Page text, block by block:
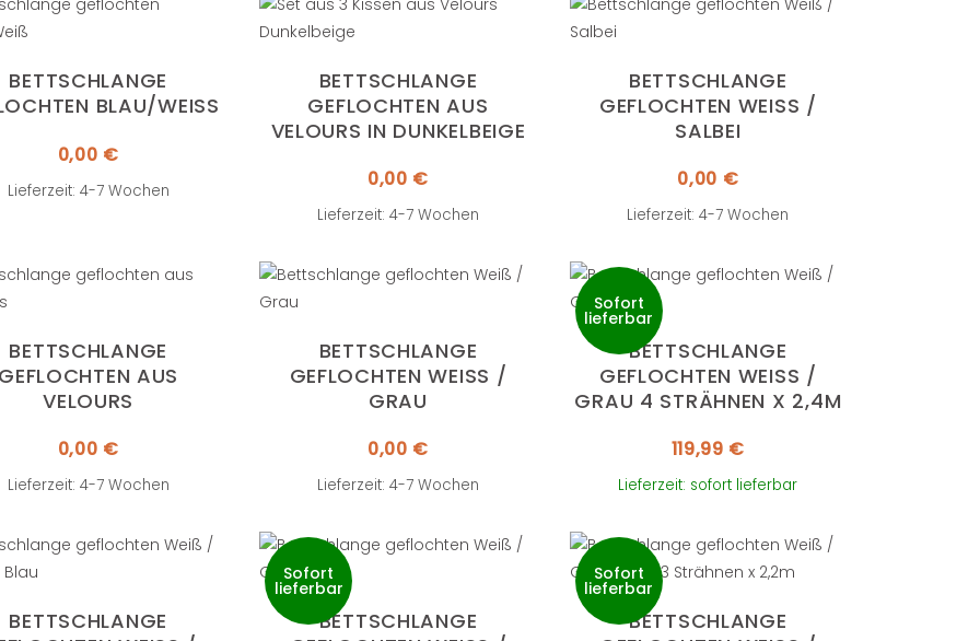
BETTSCHLANGE
BLAU/WEISS
0,00 €
Lieferzeit: 4-7 Wochen
BETTSCHLANGE
GEFLOCHTEN AUS
VELOURS IN DUNKELBEIGE
0,00 €
Lieferzeit: 4-7 Wochen
BETTSCHLANGE
GEFLOCHTEN WEISS / S
ALBEI
0,00 €
Lieferzeit: 4-7 Wochen
BETTSCHLANGE
AUS
VELOURS
0,00 €
Lieferzeit: 4-7 Wochen
BETTSCHLANGE
GEFLOCHTEN WEISS / G
RAU
0,00 €
Lieferzeit: 4-7 Wochen
BETTSCHLANGE
GEFLOCHTEN WEISS / G
RAU 4 STRÄHNEN X 2,4M
119,99 €
Sofort
lieferbar
Lieferzeit: sofort lieferbar
BETTSCHLANGE
BETTSCHLANGE
Sofort
lieferbar
BETTSCHLANGE
Sofort
lieferbar